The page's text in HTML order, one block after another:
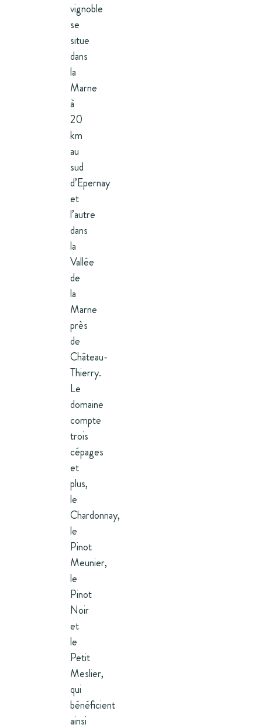
vignoble
se
situe
dans
la
Marne
à
20
km
au
sud
d’Epernay
et
l’autre
dans
la
Vallée
de
la
Marne
près
de
Château-
Thierry.
Le
domaine
compte
trois
cépages
et
plus,
le
Chardonnay,
le
Pinot
Meunier,
le
Pinot
Noir
et
le
Petit
Meslier,
qui
bénéficient
ainsi